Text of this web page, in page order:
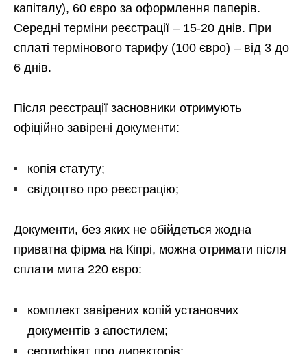
капіталу), 60 євро за оформлення паперів.
Середні терміни реєстрації – 15-20 днів. При
сплаті термінового тарифу (100 євро) – від 3 до
6 днів.
Після реєстрації засновники отримують
офіційно завірені документи:
копія статуту;
свідоцтво про реєстрацію;
Документи, без яких не обійдеться жодна
приватна фірма на Кіпрі, можна отримати після
сплати мита 220 євро:
комплект завірених копій установчих
документів з апостилем;
сертифікат про директорів;